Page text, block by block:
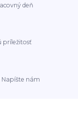
deň
príležitosť
nám